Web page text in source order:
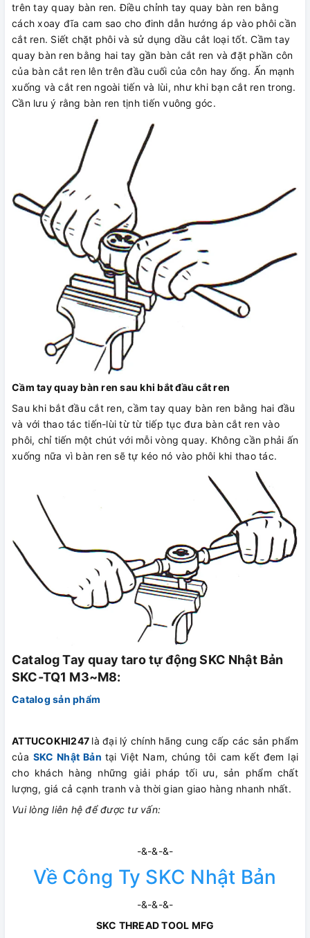
trên tay quay bàn ren. Điều chỉnh tay quay bàn ren bằng
cách xoay đĩa cam sao cho đinh dẫn hướng áp vào phôi cần
cắt ren. Siết chặt phôi và sử dụng dầu cắt loại tốt. Cầm tay
quay bàn ren bằng hai tay gần bàn cắt ren và đặt phần côn
của bàn cắt ren lên trên đầu cuối của côn hay ống. Ấn mạnh
xuống và cắt ren ngoài tiến và lùi, như khi bạn cắt ren trong.
Cần lưu ý rằng bàn ren tịnh tiến vuông góc.
Cầm tay quay bàn ren sau khi bắt đầu cắt ren
Sau khi bắt đầu cắt ren, cầm tay quay bàn ren bằng hai đầu
và với thao tác tiến-lùi từ từ tiếp tục đưa bàn cắt ren vào
phôi, chỉ tiến một chút với mỗi vòng quay. Không cần phải ấn
xuống nữa vì bàn ren sẽ tự kéo nó vào phôi khi thao tác.
Catalog Tay quay taro tự động SKC Nhật Bản
SKC-TQ1 M3~M8:
Catalog sản phẩm
ATTUCOKHI247 là đại lý chính hãng cung cấp các sản phẩm
của SKC Nhật Bản tại Việt Nam, chúng tôi cam kết đem lại
cho khách hàng những giải pháp tối ưu, sản phẩm chất
lượng, giá cả cạnh tranh và thời gian giao hàng nhanh nhất.
Vui lòng liên hệ để được tư vấn:
-&-&-&-
Về Công Ty SKC Nhật Bản
-&-&-&-
SKC THREAD TOOL MFG